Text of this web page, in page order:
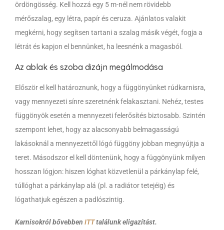
ördöngösség. Kell hozzá egy 5 m-nél nem rövidebb
mérőszalag, egy létra, papír és ceruza. Ajánlatos valakit
megkérni, hogy segítsen tartani a szalag másik végét, fogja a
létrát és kapjon el bennünket, ha leesnénk a magasból.
Az ablak és szoba dizájn megálmodása
Először el kell határoznunk, hogy a függönyünket rúdkarnisra,
vagy mennyezeti sínre szeretnénk felakasztani. Nehéz, testes
függönyök esetén a mennyezeti felerősítés biztosabb. Szintén
szempont lehet, hogy az alacsonyabb belmagasságú
lakásoknál a mennyezettől lógó függöny jobban megnyújtja a
teret. Másodszor el kell döntenünk, hogy a függönyünk milyen
hosszan lógjon: hiszen lóghat közvetlenül a párkánylap felé,
túllóghat a párkánylap alá (pl. a radiátor tetejéig) és
lógathatjuk egészen a padlószintig.
Karnisokról bővebben ITTtalálunk eligazítást.